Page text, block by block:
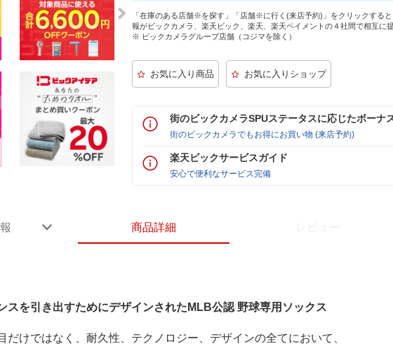
「在庫のある店舗※を探す」「店舗※に行く(来店予約)」をクリックする
報がビックカメラ、楽天ビック、楽天、楽天ペイメントの４社間で相互に
※ ビックカメラグループ店舗（コジマを除く）
街のビックカメラSPUステータスに応じたボーナ
街のビックカメラでもお得にお買い物 (来店予約)
楽天ビックサービスガイド
安心で便利なサービス完備
商品詳細
スを引き出すためにデザインされたMLB公認 野球専用ソックス
だけではなく、耐久性、テクノロジー、デザインの全てにおいて、